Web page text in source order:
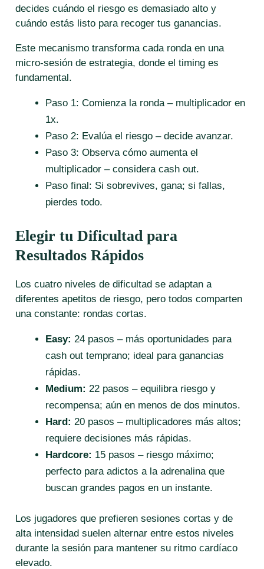
decides cuándo el riesgo es demasiado alto y
cuándo estás listo para recoger tus ganancias.
Este mecanismo transforma cada ronda en una
micro‑sesión de estrategia, donde el timing es
fundamental.
Paso 1: Comienza la ronda – multiplicador en
1x.
Paso 2: Evalúa el riesgo – decide avanzar.
Paso 3: Observa cómo aumenta el
multiplicador – considera cash out.
Paso final: Si sobrevives, gana; si fallas,
pierdes todo.
Elegir tu Dificultad para
Resultados Rápidos
Los cuatro niveles de dificultad se adaptan a
diferentes apetitos de riesgo, pero todos comparten
una constante: rondas cortas.
Easy: 24 pasos – más oportunidades para
cash out temprano; ideal para ganancias
rápidas.
Medium: 22 pasos – equilibra riesgo y
recompensa; aún en menos de dos minutos.
Hard: 20 pasos – multiplicadores más altos;
requiere decisiones más rápidas.
Hardcore: 15 pasos – riesgo máximo;
perfecto para adictos a la adrenalina que
buscan grandes pagos en un instante.
Los jugadores que prefieren sesiones cortas y de
alta intensidad suelen alternar entre estos niveles
durante la sesión para mantener su ritmo cardíaco
elevado.